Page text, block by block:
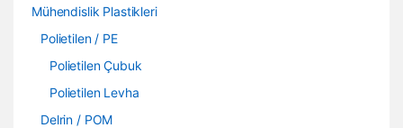
Mühendislik Plastikleri
Polietilen / PE
Polietilen Çubuk
Polietilen Levha
Delrin / POM